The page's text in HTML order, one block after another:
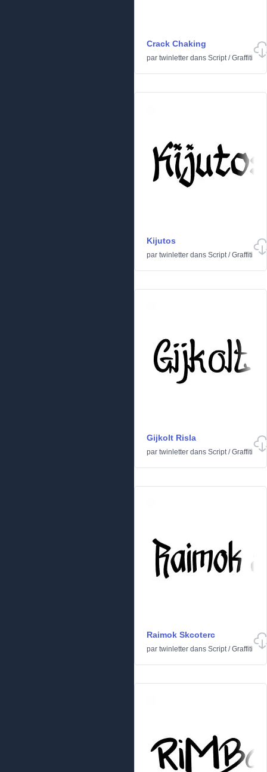
Crack Chaking
par twinletter dans Script/Graffiti
Kijutos
par twinletter dans Script/Graffiti
Gijkolt Risla
par twinletter dans Script/Graffiti
Raimok Skcoterc
par twinletter dans Script/Graffiti